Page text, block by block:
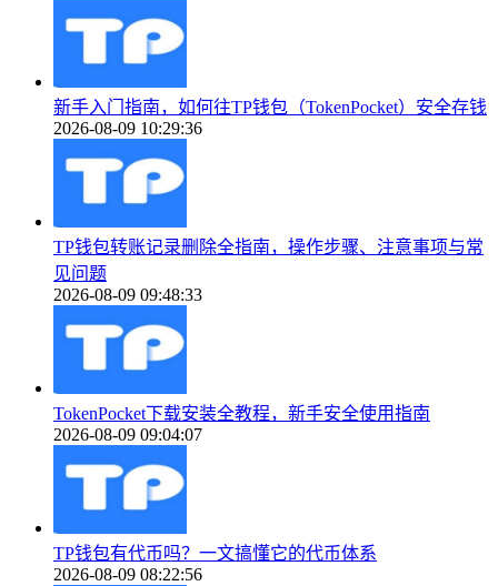
新手入门指南，如何往TP钱包（TokenPocket）安全存钱
2026-08-09 10:29:36
TP钱包转账记录删除全指南，操作步骤、注意事项与常
见问题
2026-08-09 09:48:33
TokenPocket下载安装全教程，新手安全使用指南
2026-08-09 09:04:07
TP钱包有代币吗？一文搞懂它的代币体系
2026-08-09 08:22:56